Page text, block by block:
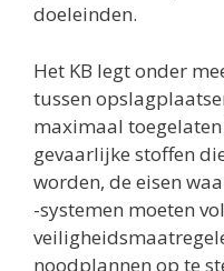
doeleinden.
Het KB legt onder
tussen
maximaal
gevaarlijke stoffen
worden, de eisen
-systemen moeten
noodplannen op te